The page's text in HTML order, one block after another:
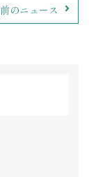
前のニュース